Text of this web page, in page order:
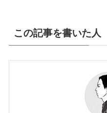
この記事を書いた人